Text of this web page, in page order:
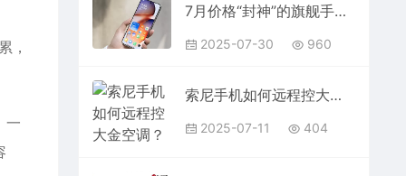
，
一
7月价格“封神”的旗舰手机，都有“大跳水”
2025-07-30 960
索尼手机如何远程控大金空调？AIoT 连接秘籍​
2025-07-11 404